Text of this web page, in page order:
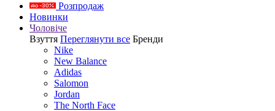
Розпродаж
Новинки
Чоловіче
Взуття Переглянути все Бренди
Nike
New Balance
Adidas
Salomon
Jordan
The North Face